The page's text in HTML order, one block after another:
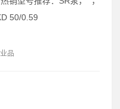
50/0.59
品